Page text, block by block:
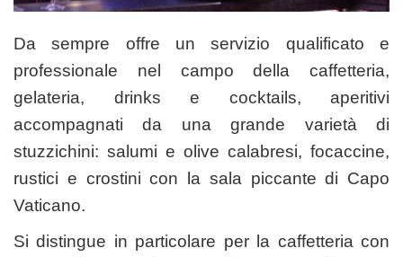
Da sempre offre un servizio qualificato e
professionale nel campo della caffetteria,
gelateria, drinks e cocktails, aperitivi
accompagnati da una grande varietà di
stuzzichini: salumi e olive calabresi, focaccine,
rustici e crostini con la sala piccante di Capo
Vaticano.
Si distingue in particolare per la caffetteria con